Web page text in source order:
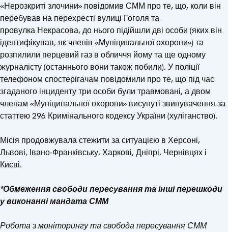
«Нерозкриті злочини» повідомив СММ про те, що, коли він
перебував на перехресті вулиці Гоголя та
провулка Некрасова, до нього підійшли дві особи (яких він
ідентифікував, як членів «Муніципальної охорони») та
розпилили перцевий газ в обличчя йому та ще одному
журналісту (останнього вони також побили). У поліції
телефоном спостерігачам повідомили про те, що під час
згаданого інциденту три особи були травмовані, а двом
членам «Муніципальної охорони» висунуті звинувачення за
статтею 296 Кримінального кодексу України (хуліганство).
Місія продовжувала стежити за ситуацією в Херсоні,
Львові, Івано-Франківську, Харкові, Дніпрі, Чернівцях і
Києві.
*Обмеження свободи пересування та інші перешкоди
у виконанні мандата СММ
Робота з моніторингу та свобода пересування СММ